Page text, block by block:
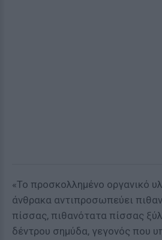
«Το προσκολλημένο οργανικό
άνθρακα αντιπροσωπεύει
πίσσας, πιθανότατα πίσσας
δέντρου σημύδα, γεγονός που